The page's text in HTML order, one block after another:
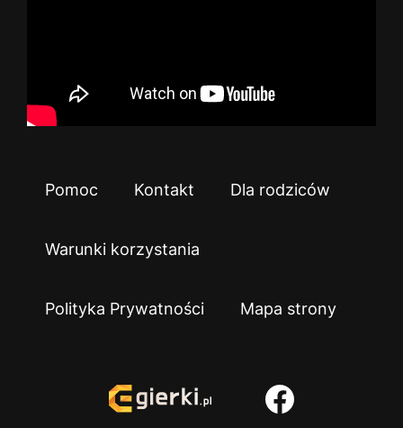
Pomoc Kontakt Dla rodziców
Warunki korzystania
Polityka Prywatności Mapa strony